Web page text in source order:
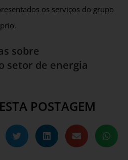
os serviços do grupo
sobre
setor de energia
POSTAGEM